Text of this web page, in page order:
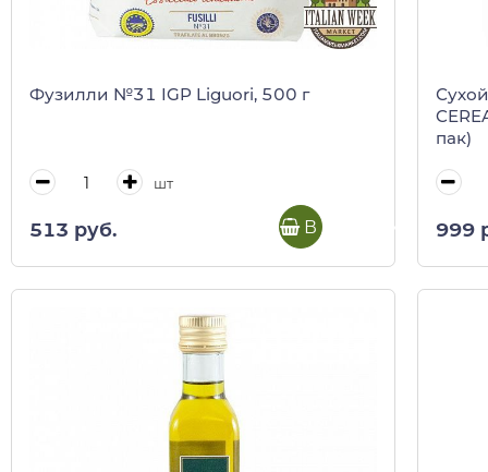
Фузилли №31 IGP Liguori, 500 г
шт
513 руб. В корзину
пак)
999